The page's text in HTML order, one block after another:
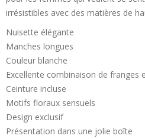
irrésistibles avec des matières de
Nuisette élégante
Manches longues
Couleur blanche
Excellente combinaison de franges
Ceinture incluse
Motifs floraux sensuels
Design exclusif
Présentation dans une jolie boîte